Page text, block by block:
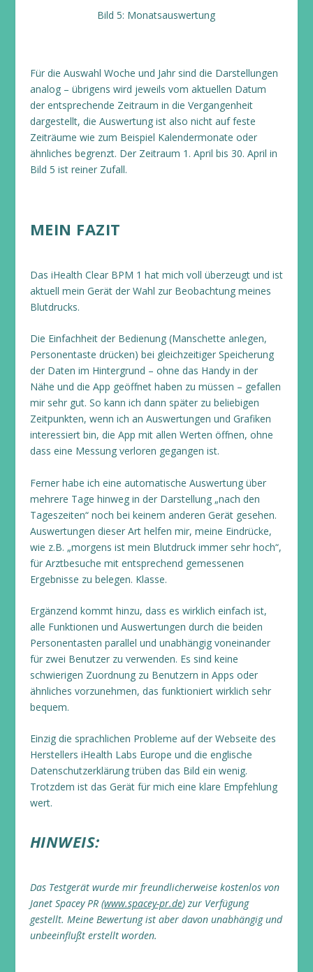
Bild 5: Monatsauswertung
Für die Auswahl Woche und Jahr sind die Darstellungen
analog – übrigens wird jeweils vom aktuellen Datum
der entsprechende Zeitraum in die Vergangenheit
dargestellt, die Auswertung ist also nicht auf feste
Zeiträume wie zum Beispiel Kalendermonate oder
ähnliches begrenzt. Der Zeitraum 1. April bis 30. April in
Bild 5 ist reiner Zufall.
MEIN FAZIT
Das iHealth Clear BPM 1 hat mich voll überzeugt und ist
aktuell mein Gerät der Wahl zur Beobachtung meines
Blutdrucks.
Die Einfachheit der Bedienung (Manschette anlegen,
Personentaste drücken) bei gleichzeitiger Speicherung
der Daten im Hintergrund – ohne das Handy in der
Nähe und die App geöffnet haben zu müssen – gefallen
mir sehr gut. So kann ich dann später zu beliebigen
Zeitpunkten, wenn ich an Auswertungen und Grafiken
interessiert bin, die App mit allen Werten öffnen, ohne
dass eine Messung verloren gegangen ist.
Ferner habe ich eine automatische Auswertung über
mehrere Tage hinweg in der Darstellung „nach den
Tageszeiten“ noch bei keinem anderen Gerät gesehen.
Auswertungen dieser Art helfen mir, meine Eindrücke,
wie z.B. „morgens ist mein Blutdruck immer sehr hoch“,
für Arztbesuche mit entsprechend gemessenen
Ergebnisse zu belegen. Klasse.
Ergänzend kommt hinzu, dass es wirklich einfach ist,
alle Funktionen und Auswertungen durch die beiden
Personentasten parallel und unabhängig voneinander
für zwei Benutzer zu verwenden. Es sind keine
schwierigen Zuordnung zu Benutzern in Apps oder
ähnliches vorzunehmen, das funktioniert wirklich sehr
bequem.
Einzig die sprachlichen Probleme auf der Webseite des
Herstellers iHealth Labs Europe und die englische
Datenschutzerklärung trüben das Bild ein wenig.
Trotzdem ist das Gerät für mich eine klare Empfehlung
wert.
HINWEIS:
Das Testgerät wurde mir freundlicherweise kostenlos von
Janet Spacey PR (www.spacey-pr.de) zur Verfügung
gestellt. Meine Bewertung ist aber davon unabhängig und
unbeeinflußt erstellt worden.